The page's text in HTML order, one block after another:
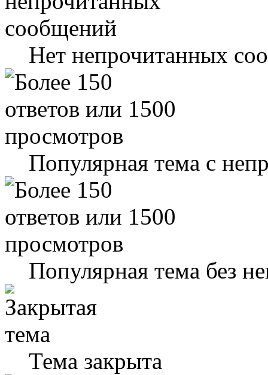
Нет непрочитанных
Популярная тема с
Популярная тема без
Тема закрыта